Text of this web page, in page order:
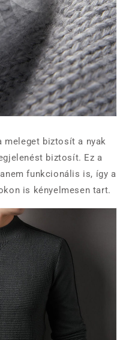
meleget biztosít a nyak
biztosít. Ez a
funkcionális is, így a
is kényelmesen tart.